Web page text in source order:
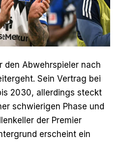
den Abwehrspieler nach
Sein Vertrag bei
2030, allerdings steckt
schwierigen Phase und
der Premier
erscheint ein